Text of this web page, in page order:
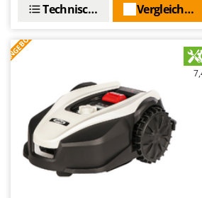
Silky
Smartwood
Smeg
Snapper
Solidur
Vergleichen
Technische Daten
ANGEBOT